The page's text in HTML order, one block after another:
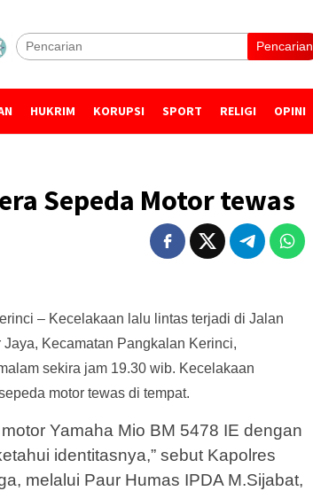
Pencarian
HUKRIM KORUPSI SPORT RELIGI OPINI
Sepeda Motor tewas
– Kecelakaan lalu lintas terjadi di Jalan
Kecamatan Pangkalan Kerinci,
sekira jam 19.30 wib. Kecelakaan
motor tewas di tempat.
Yamaha Mio BM 5478 IE dengan
identitasnya,” sebut Kapolres
melalui Paur Humas IPDA M.Sijabat,